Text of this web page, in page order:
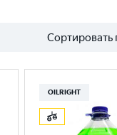
Сортировать
OILRIGHT